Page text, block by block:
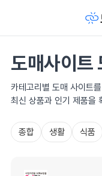
도매사이트
카테고리별 도매 사이트
최신 상품과 인기 제품을
종합 생활 식품